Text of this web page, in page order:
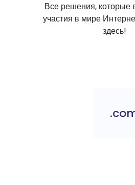
Все решения, которые
участия в мире
здесь!